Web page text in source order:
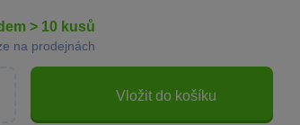
> 10 kusů
na prodejnách
Vložit do košíku